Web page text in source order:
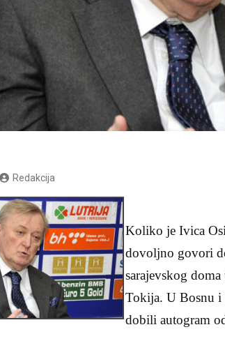
Redakcija
Koliko je Ivica
dovoljno govori
sarajevskog
Tokija. U Bosnu i
dobili autogram